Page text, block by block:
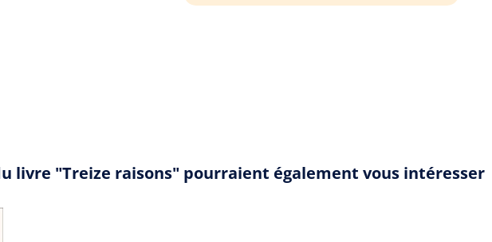
livre "Treize raisons" pourraient également vous intéresser